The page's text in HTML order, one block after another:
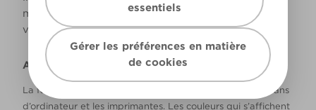
essentiels
Gérer les préférences en matière
de cookies
maison. Utilisez cet outil pour voir le rendu de
votre couleur en fonction de la lumière.
Avertissement
La façon dont les couleurs s’affichent varie selon les écrans
d’ordinateur et les imprimantes. Les couleurs qui s’affichent